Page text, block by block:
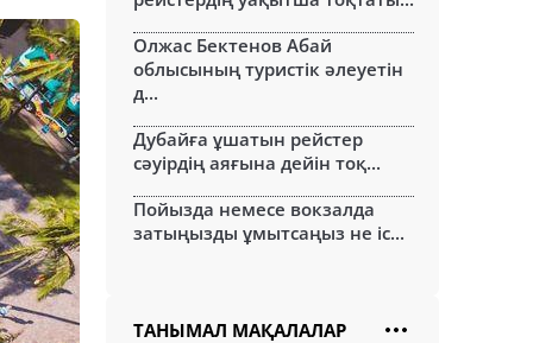
Олжас Бектенов Абай
облысының туристік әлеуетін
д...
Дубайға ұшатын рейстер
сәуірдің аяғына дейін тоқ...
Пойызда немесе вокзалда
затыңызды ұмытсаңыз не іс...
ТАНЫМАЛ МАҚАЛАЛАР